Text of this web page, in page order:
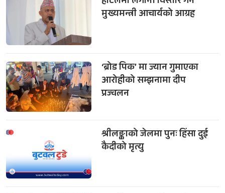
मुख्यमन्त्री आचार्यको आग्रह
‘ब्रोड पिक’ मा ज्यान गुमाएका
आरोहीको सम्झनामा दीप
प्रज्वलन
श्रीलङ्काको जेलमा पुनः हिंसा दुई
कैदीको मृत्यु